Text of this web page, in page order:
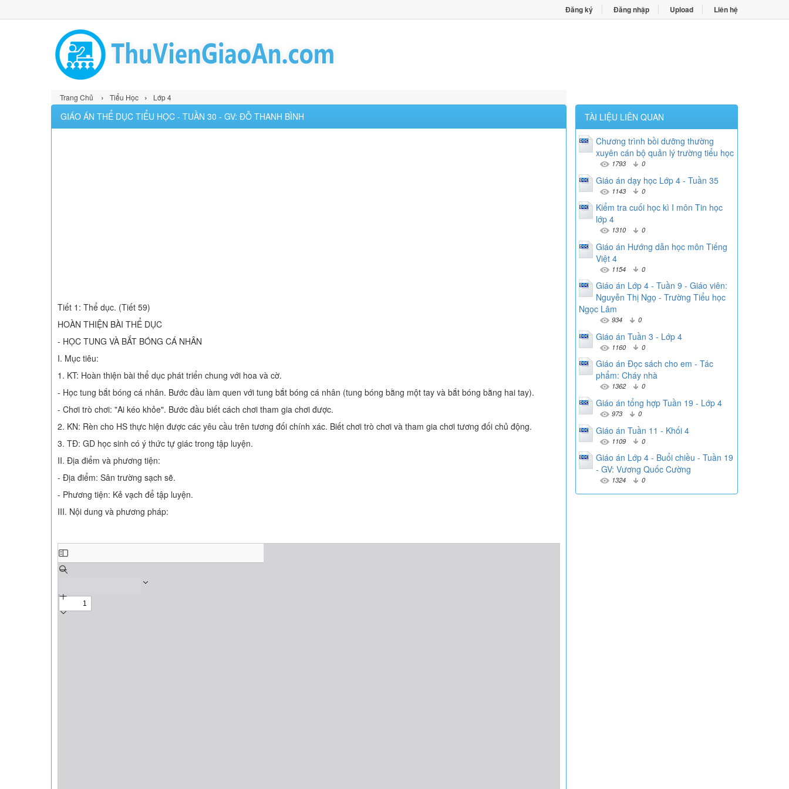
Đăng ký Đăng nhập Upload Liên hệ
Trang Chủ › Tiểu Học › Lớp 4
GIÁO ÁN THỂ DỤC TIỂU HỌC - TUẦN 30 - GV: ĐỖ THANH BÌNH
Tiết 1: Thể dục. (Tiết 59)
HOÀN THIỆN BÀI THỂ DỤC
- HỌC TUNG VÀ BẮT BÓNG CÁ NHÂN
I. Mục tiêu:
1. KT: Hoàn thiện bài thể dục phát triển chung với hoa và cờ.
- Học tung bắt bóng cá nhân. Bước đầu làm quen với tung bắt bóng cá nhân (tung bóng bằng một tay và bắt bóng bằng hai tay).
- Chơi trò chơi: "Ai kéo khỏe". Bước đầu biết cách chơi tham gia chơi được.
2. KN: Rèn cho HS thực hiện được các yêu cầu trên tương đối chính xác. Biết chơi trò chơi và tham gia chơi tương đối chủ động.
3. TĐ: GD học sinh có ý thức tự giác trong tập luyện.
II. Địa điểm và phương tiện:
- Địa điểm: Sân trường sạch sẽ.
- Phương tiện: Kẻ vạch để tập luyện.
III. Nội dung và phương pháp:
TÀI LIỆU LIÊN QUAN
Chương trình bồi dưỡng thường
xuyên cán bộ quản lý trường tiểu học
1793 0
Giáo án dạy học Lớp 4 - Tuần 35
1143 0
Kiểm tra cuối học kì I môn Tin học
lớp 4
1310 0
Giáo án Hướng dẫn học môn Tiếng
Việt 4
1154 0
Giáo án Lớp 4 - Tuần 9 - Giáo viên:
Nguyễn Thị Ngọ - Trường Tiểu học
Ngọc Lâm
934 0
Giáo án Tuần 3 - Lớp 4
1160 0
Giáo án Đọc sách cho em - Tác
phẩm: Cháy nhà
1362 0
Giáo án tổng hợp Tuần 19 - Lớp 4
973 0
Giáo án Tuần 11 - Khối 4
1109 0
Giáo án Lớp 4 - Buổi chiều - Tuần 19
- GV: Vương Quốc Cường
1324 0